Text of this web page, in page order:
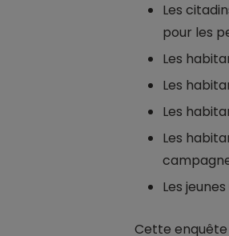
Les
pour les
Les
Les
Les
Les
Les
Cette enquête